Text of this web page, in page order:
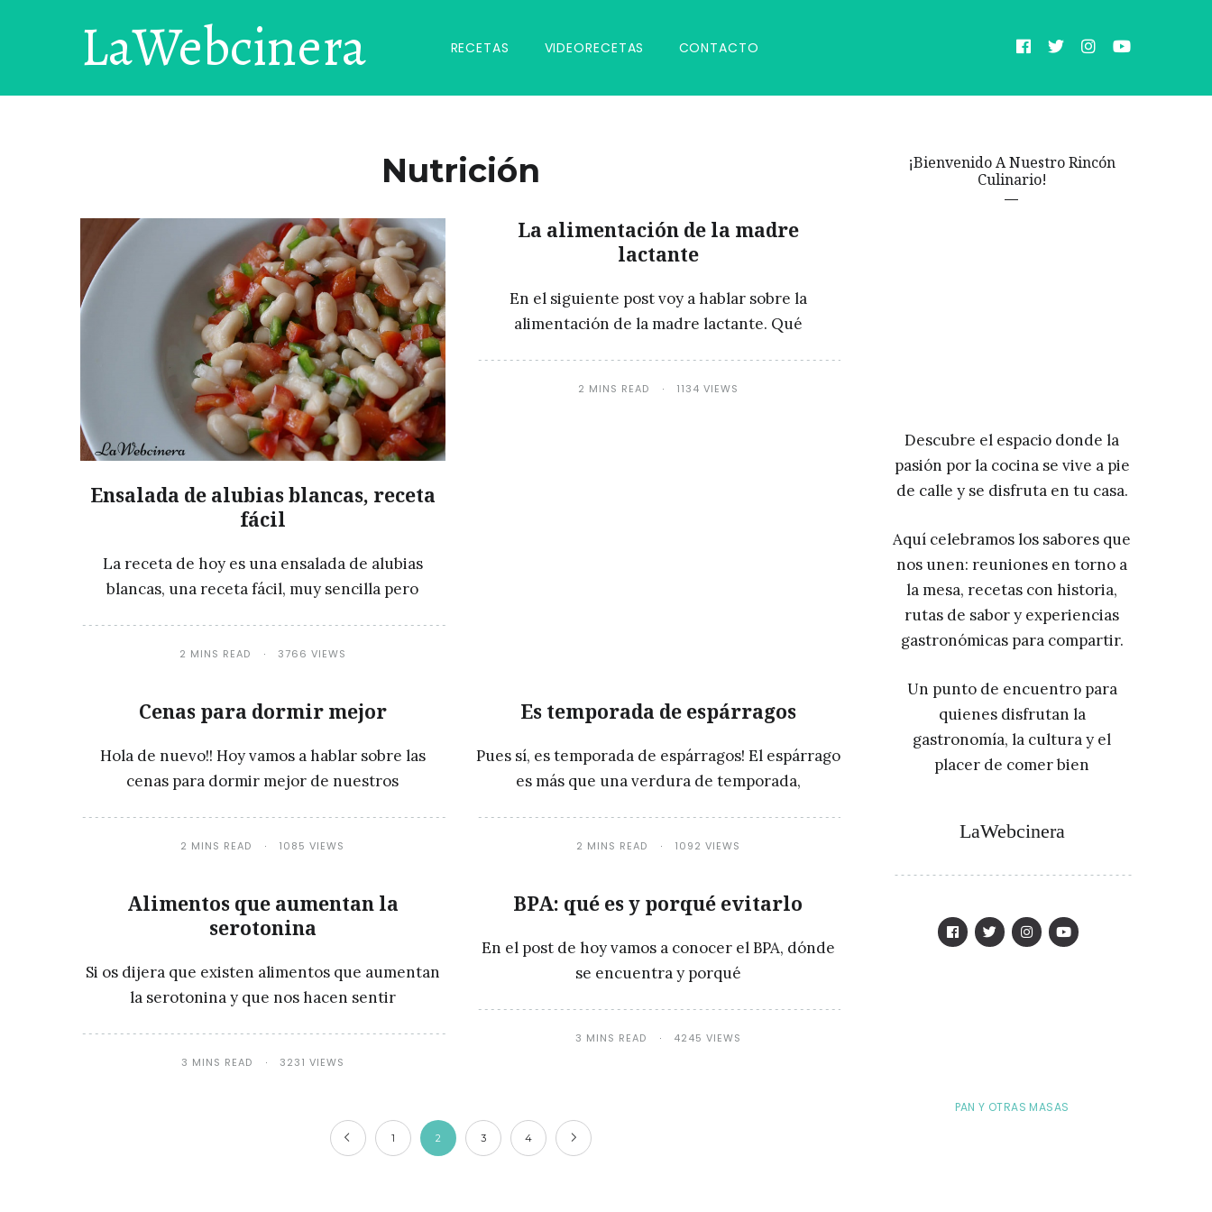
LaWebcinera RECETAS VIDEORECETAS CONTACTO
Nutrición
Ensalada de alubias blancas, receta
fácil
La receta de hoy es una ensalada de alubias
blancas, una receta fácil, muy sencilla pero
2 MINS READ 3766 VIEWS
La alimentación de la madre
lactante
En el siguiente post voy a hablar sobre la
alimentación de la madre lactante. Qué
2 MINS READ 1134 VIEWS
Cenas para dormir mejor
Hola de nuevo!! Hoy vamos a hablar sobre las
cenas para dormir mejor de nuestros
2 MINS READ 1085 VIEWS
Es temporada de espárragos
Pues sí, es temporada de espárragos! El espárrago
es más que una verdura de temporada,
2 MINS READ 1092 VIEWS
Alimentos que aumentan la
serotonina
Si os dijera que existen alimentos que aumentan
la serotonina y que nos hacen sentir
3 MINS READ 3231 VIEWS
BPA: qué es y porqué evitarlo
En el post de hoy vamos a conocer el BPA, dónde
se encuentra y porqué
3 MINS READ 4245 VIEWS
1 2 3 4
¡Bienvenido A Nuestro Rincón
Culinario!
Descubre el espacio donde la
pasión por la cocina se vive a pie
de calle y se disfruta en tu casa.
Aquí celebramos los sabores que
nos unen: reuniones en torno a
la mesa, recetas con historia,
rutas de sabor y experiencias
gastronómicas para compartir.
Un punto de encuentro para
quienes disfrutan la
gastronomía, la cultura y el
placer de comer bien
LaWebcinera
PAN Y OTRAS MASAS